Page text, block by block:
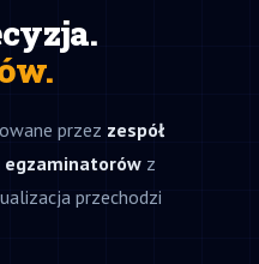
przez zespół
egzaminatorów z
przechodzi